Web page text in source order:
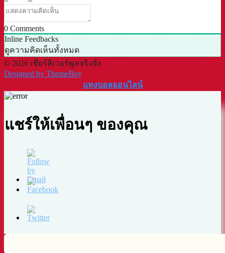
0 Comments
Inline Feedbacks
ดูความคิดเห็นทั้งหมด
© 2026 เชียร์ลิเวอร์พูลจริงจัง
Designed by ThemeBoy
แทงบอลออนไลน์
แชร์ให้เพื่อนๆ ของคุณ